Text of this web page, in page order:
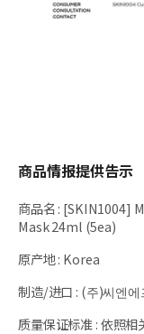
商品情报提供告示
商品名: [SKIN1004]
Mask 24ml (5ea)
原产地: Korea
制造/进口 : (주)씨엔에
质量保证标准 :依照相